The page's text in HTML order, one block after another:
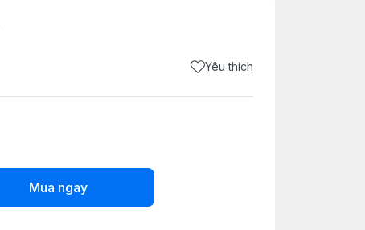
Yêu thích
Mua ngay